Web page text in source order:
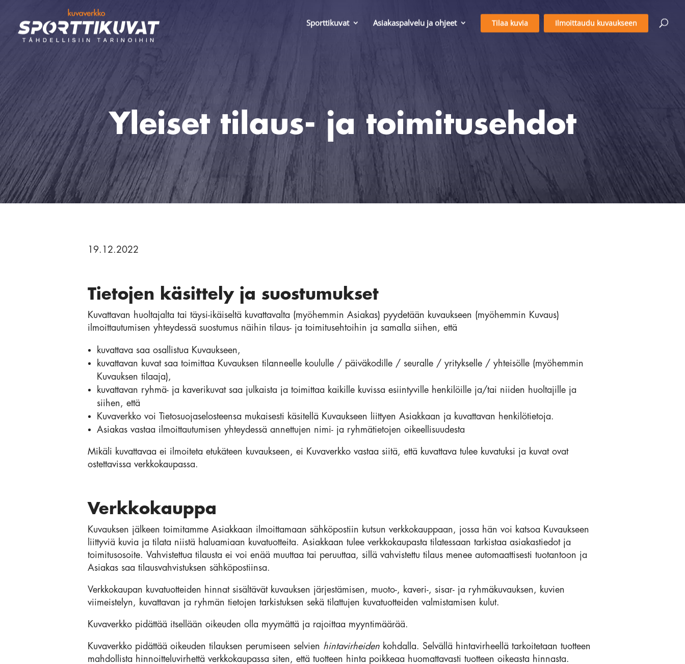
Sporttikuvat Asiakaspalvelu ja ohjeet Tilaa kuvia Ilmoittaudu kuvaukseen
Yleiset tilaus- ja toimitusehdot
19.12.2022
Tietojen käsittely ja suostumukset
Kuvattavan huoltajalta tai täysi-ikäiseltä kuvattavalta (myöhemmin Asiakas) pyydetään kuvaukseen (myöhemmin Kuvaus)
ilmoittautumisen yhteydessä suostumus näihin tilaus- ja toimitusehtoihin ja samalla siihen, että
kuvattava saa osallistua Kuvaukseen,
kuvattavan kuvat saa toimittaa Kuvauksen tilanneelle koululle / päiväkodille / seuralle / yritykselle / yhteisölle (myöhemmin
Kuvauksen tilaaja),
kuvattavan ryhmä- ja kaverikuvat saa julkaista ja toimittaa kaikille kuvissa esiintyville henkilöille ja/tai niiden huoltajille ja
siihen, että
Kuvaverkko voi Tietosuojaselosteensa mukaisesti käsitellä Kuvaukseen liittyen Asiakkaan ja kuvattavan henkilötietoja.
Asiakas vastaa ilmoittautumisen yhteydessä annettujen nimi- ja ryhmätietojen oikeellisuudesta
Mikäli kuvattavaa ei ilmoiteta etukäteen kuvaukseen, ei Kuvaverkko vastaa siitä, että kuvattava tulee kuvatuksi ja kuvat ovat
ostettavissa verkkokaupassa.
Verkkokauppa
Kuvauksen jälkeen toimitamme Asiakkaan ilmoittamaan sähköpostiin kutsun verkkokauppaan, jossa hän voi katsoa Kuvaukseen
liittyviä kuvia ja tilata niistä haluamiaan kuvatuotteita. Asiakkaan tulee verkkokaupasta tilatessaan tarkistaa asiakastiedot ja
toimitusosoite. Vahvistettua tilausta ei voi enää muuttaa tai peruuttaa, sillä vahvistettu tilaus menee automaattisesti tuotantoon ja
Asiakas saa tilausvahvistuksen sähköpostiinsa.
Verkkokaupan kuvatuotteiden hinnat sisältävät kuvauksen järjestämisen, muoto-, kaveri-, sisar- ja ryhmäkuvauksen, kuvien
viimeistelyn, kuvattavan ja ryhmän tietojen tarkistuksen sekä tilattujen kuvatuotteiden valmistamisen kulut.
Kuvaverkko pidättää itsellään oikeuden olla myymättä ja rajoittaa myyntimäärää.
Kuvaverkko pidättää oikeuden tilauksen perumiseen selvien hintavirheiden kohdalla. Selvällä hintavirheellä tarkoitetaan tuotteen
mahdollista hinnoitteluvirhettä verkkokaupassa siten, että tuotteen hinta poikkeaa huomattavasti tuotteen oikeasta hinnasta.